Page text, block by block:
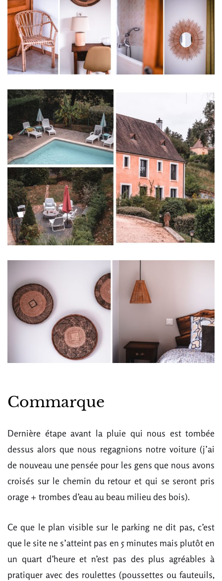
Commarque
Dernière étape avant la pluie qui nous est tombée
dessus alors que nous regagnions notre voiture (j’ai
de nouveau une pensée pour les gens que nous avons
croisés sur le chemin du retour et qui se seront pris
orage + trombes d’eau au beau milieu des bois).
Ce que le plan visible sur le parking ne dit pas, c’est
que le site ne s’atteint pas en 5 minutes mais plutôt en
un quart d’heure et n’est pas des plus agréables à
pratiquer avec des roulettes (poussettes ou fauteuils,